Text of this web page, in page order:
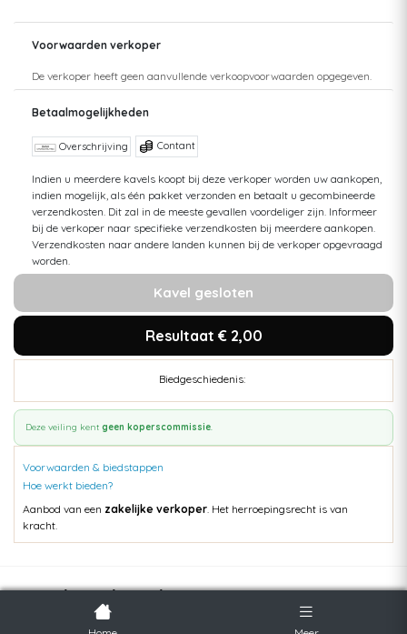
Voorwaarden verkoper
De verkoper heeft geen aanvullende verkoopvoorwaarden opgegeven.
Betaalmogelijkheden
Overschrijving Contant
Indien u meerdere kavels koopt bij deze verkoper worden uw aankopen,
indien mogelijk, als één pakket verzonden en betaalt u gecombineerde
verzendkosten. Dit zal in de meeste gevallen voordeliger zijn. Informeer
bij de verkoper naar specifieke verzendkosten bij meerdere aankopen.
Verzendkosten naar andere landen kunnen bij de verkoper opgevraagd
worden.
Kavel gesloten
Resultaat € 2,00
Biedgeschiedenis:
Deze veiling kent geen koperscommissie.
Voorwaarden & biedstappen
Hoe werkt bieden?
Aanbod van een zakelijke verkoper. Het herroepingsrecht is van
kracht.
Populaire kavels